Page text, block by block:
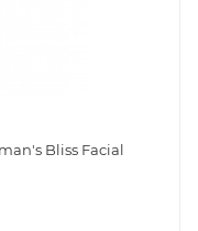
Bliss Facial